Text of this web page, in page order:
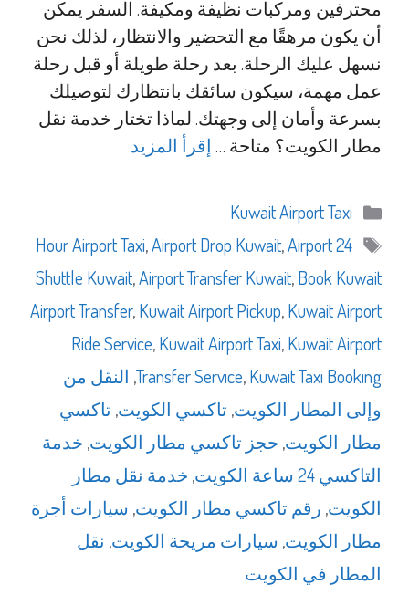
محترفين ومركبات نظيفة ومكيفة. السفر يمكن
أن يكون مرهقًا مع التحضير والانتظار، لذلك نحن
نسهل عليك الرحلة. بعد رحلة طويلة أو قبل رحلة
عمل مهمة، سيكون سائقك بانتظارك لتوصيلك
بسرعة وأمان إلى وجهتك. لماذا تختار خدمة نقل
مطار الكويت؟ متاحة … إقرأ المزيد
التصنيفات
Kuwait Airport Taxi
الوسوم
24 Hour Airport Taxi
,Airport Drop Kuwait,Airport
Shuttle Kuwait,Airport Transfer Kuwait,Book Kuwait
Airport Transfer,Kuwait Airport Pickup,Kuwait Airport
Ride Service,Kuwait Airport Taxi,Kuwait Airport
Transfer Service,Kuwait Taxi Booking
, النقل من
وإلى المطار الكويت, تاكسي الكويت, تاكسي
مطار الكويت, حجز تاكسي مطار الكويت, خدمة
التاكسي 24 ساعة الكويت
, خدمة نقل مطار
الكويت, رقم تاكسي مطار الكويت, سيارات أجرة
مطار الكويت, سيارات مريحة الكويت, نقل
المطار في الكويت